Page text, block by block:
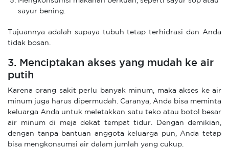
sayur bening.
Tujuannya adalah supaya tubuh tetap terhidrasi dan Anda
tidak bosan.
3. Menciptakan akses yang mudah ke air
putih
Karena orang sakit perlu banyak minum, maka akses ke air
minum juga harus dipermudah. Caranya, Anda bisa meminta
keluarga Anda untuk meletakkan satu teko atau botol besar
air minum di meja dekat tempat tidur. Dengan demikian,
dengan tanpa bantuan anggota keluarga pun, Anda tetap
bisa mengkonsumsi air dalam jumlah yang cukup.